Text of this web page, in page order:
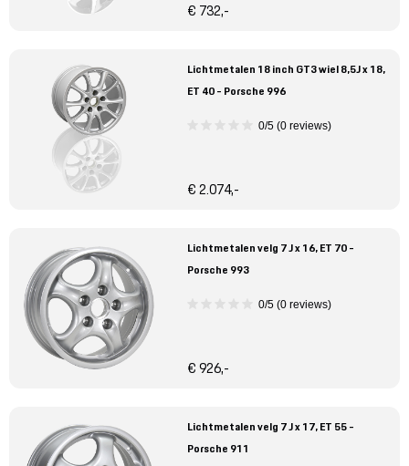
€ 732,-
Lichtmetalen 18 inch GT3 wiel 8,5J x 18,
ET 40 - Porsche 996
0/5 (0 reviews)
€ 2.074,-
Lichtmetalen velg 7 J x 16, ET 70 -
Porsche 993
0/5 (0 reviews)
€ 926,-
Lichtmetalen velg 7 J x 17, ET 55 -
Porsche 911